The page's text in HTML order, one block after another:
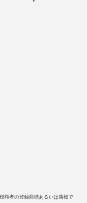
権者の登録商標あるいは商標で